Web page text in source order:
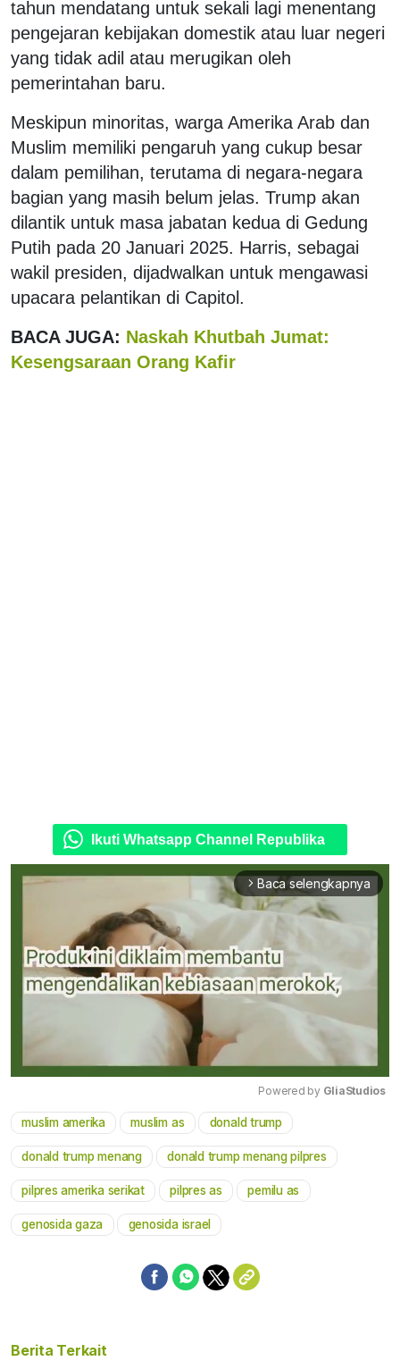
tahun mendatang untuk sekali lagi menentang
pengejaran kebijakan domestik atau luar negeri
yang tidak adil atau merugikan oleh
pemerintahan baru.
Meskipun minoritas, warga Amerika Arab dan
Muslim memiliki pengaruh yang cukup besar
dalam pemilihan, terutama di negara-negara
bagian yang masih belum jelas. Trump akan
dilantik untuk masa jabatan kedua di Gedung
Putih pada 20 Januari 2025. Harris, sebagai
wakil presiden, dijadwalkan untuk mengawasi
upacara pelantikan di Capitol.
BACA JUGA: Naskah Khutbah Jumat:
Kesengsaraan Orang Kafir
Ikuti Whatsapp Channel Republika
arrow_forward_ios Baca selengkapnya
Powered by GliaStudios
muslim amerika muslim as donald trump
donald trump menang donald trump menang pilpres
pilpres amerika serikat pilpres as pemilu as
genosida gaza genosida israel
Berita Terkait